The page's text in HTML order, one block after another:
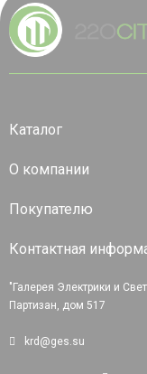
Каталог
О компании
Покупателю
Контактная
"Галерея Электрики и
Партизан, дом 517
krd@ges.su